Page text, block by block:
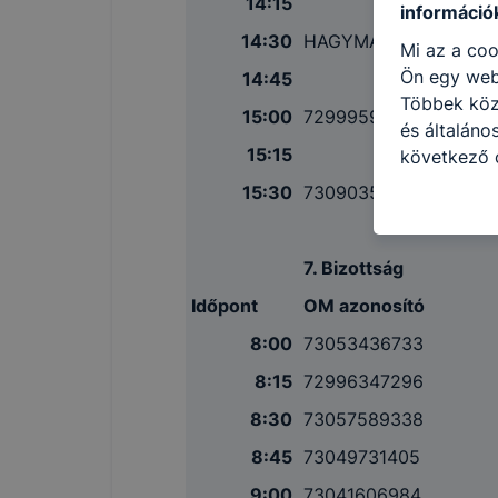
14:30 HAGYMALEVI
14:45
15:00 72999591207
15:15
15:30 73090351664
7. Bizottság
Időpont
OM azonosító
8:00 73053436733
8:15 72996347296
8:30 73057589338
8:45 73049731405
Mi az a
Ön egy
Többek
és
következő
használja
látogatja,
még jobb
legtöbb
ezek
célja
teljes körű